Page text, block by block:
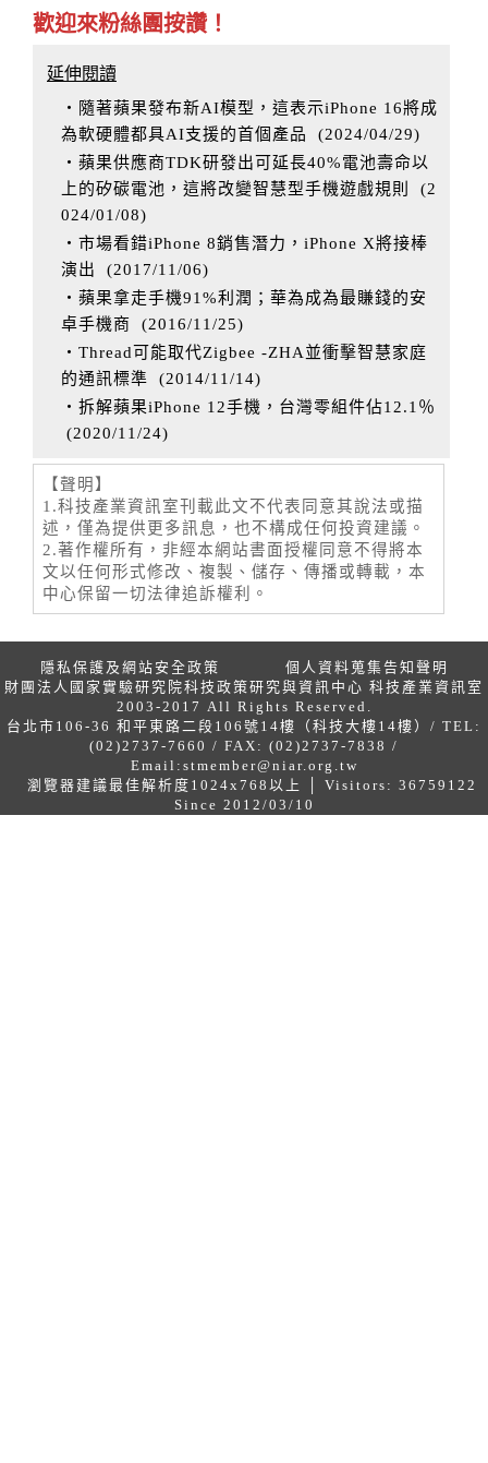
歡迎來粉絲團按讚！
延伸閱讀
‧隨著蘋果發布新AI模型，這表示iPhone 16將成
為軟硬體都具AI支援的首個產品
(2024/04/29)
‧蘋果供應商TDK研發出可延長40%電池壽命以
上的矽碳電池，這將改變智慧型手機遊戲規則
(2
024/01/08)
‧市場看錯iPhone 8銷售潛力，iPhone X將接棒
演出
(2017/11/06)
‧蘋果拿走手機91%利潤；華為成為最賺錢的安
卓手機商
(2016/11/25)
‧Thread可能取代Zigbee -ZHA並衝擊智慧家庭
的通訊標準 (2014/11/14)
‧拆解蘋果iPhone 12手機，台灣零組件佔12.1％
(2020/11/24)
【聲明】
1.科技產業資訊室刊載此文不代表同意其說法或描
述，僅為提供更多訊息，也不構成任何投資建議。
2.著作權所有，非經本網站書面授權同意不得將本
文以任何形式修改、複製、儲存、傳播或轉載，本
中心保留一切法律追訴權利。
隱私保護及網站安全政策
個人資料蒐集告知聲明
財團法人國家實驗研究院科技政策研究與資訊中心 科技產業資訊室
2003-2017 All Rights Reserved.
台北市106-36 和平東路二段106號14樓（科技大樓14樓）/ TEL:
(02)2737-7660 / FAX: (02)2737-7838 /
Email: stmember@niar.org.tw
瀏覽器建議最佳解析度1024x768以上 │ Visitors: 36759122
Since 2012/03/10